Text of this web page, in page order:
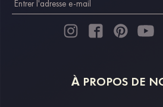
À PROPOS DE